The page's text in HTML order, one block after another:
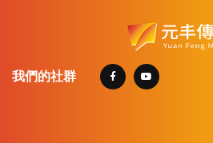
我們的社群